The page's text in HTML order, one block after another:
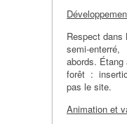
Respect dans
semi-
abords. Étang
forêt :
pas le site.
Animation et